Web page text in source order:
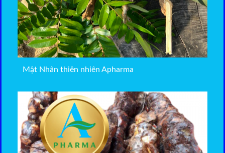
Mật Nhân thiên nhiên Apharma